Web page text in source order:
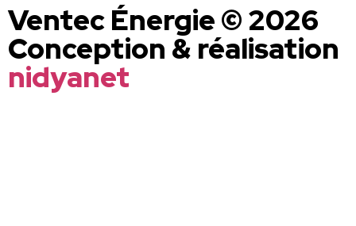
Ventec Énergie © 2026
Conception & réalisation
nidyanet